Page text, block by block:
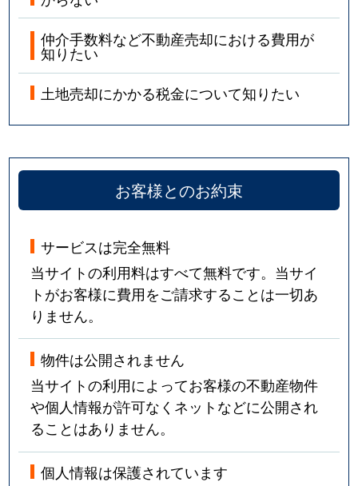
仲介手数料など不動産売却における費用が
知りたい
土地売却にかかる税金について知りたい
お客様とのお約束
サービスは完全無料
当サイトの利用料はすべて無料です。当サイ
トがお客様に費用をご請求することは一切あ
りません。
物件は公開されません
当サイトの利用によってお客様の不動産物件
や個人情報が許可なくネットなどに公開され
ることはありません。
個人情報は保護されています